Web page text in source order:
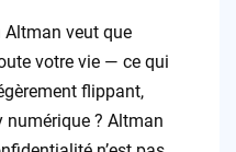
Altman veut que
votre vie — ce qui
flippant,
numérique ? Altman